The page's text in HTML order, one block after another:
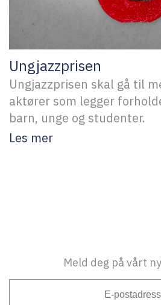
Ungjazzprisen
Ungjazzprisen skal gå til
aktører som legger
barn, unge og studenter.
Les mer
Meld deg på vårt